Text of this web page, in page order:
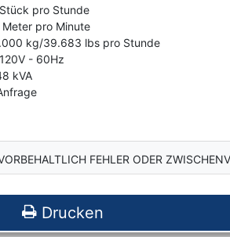
pro Stunde
pro Minute
kg/39.683 lbs pro Stunde
- 60Hz
kVA
FEHLER ODER
Drucken